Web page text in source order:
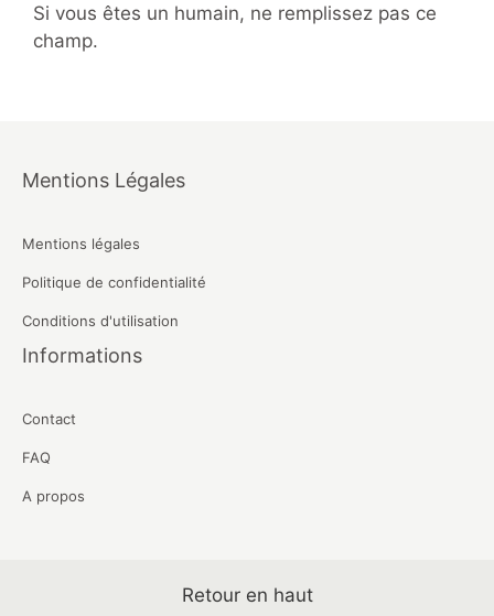
Si vous êtes un humain, ne remplissez pas ce
champ.
Mentions Légales
Mentions légales
Politique de confidentialité
Conditions d'utilisation
Informations
Contact
FAQ
A propos
Retour en haut